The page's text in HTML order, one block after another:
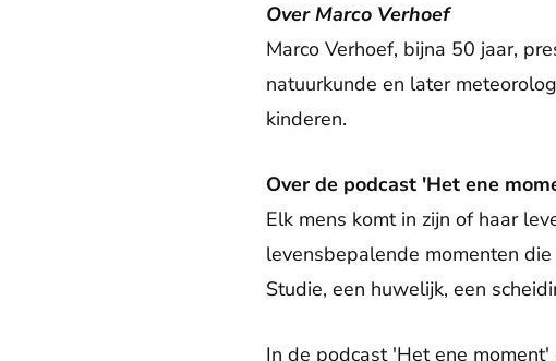
Over Marco Verhoef
Marco Verhoef, bijna 50 jaar,
natuurkunde en later
kinderen.
Over de podcast 'Het ene
Elk mens komt in zijn of haar
levensbepalende momenten
Studie, een huwelijk, een
In de podcast 'Het ene